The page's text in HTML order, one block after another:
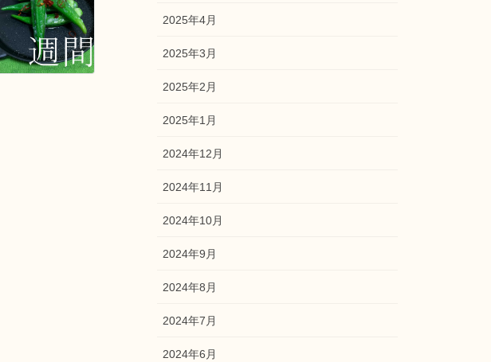
2025年4月
2025年3月
2025年2月
2025年1月
2024年12月
2024年11月
2024年10月
2024年9月
2024年8月
2024年7月
2024年6月